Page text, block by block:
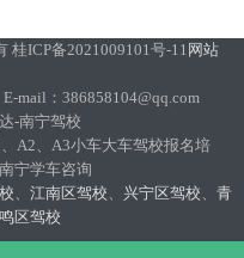
桂ICP备2021009101号-11 网站
mail：386858104@qq.com
-南宁驾校
A2、A3小车大车驾校报名培
宁学车咨询
、 江南区驾校、 兴宁区驾校、 青
区驾校